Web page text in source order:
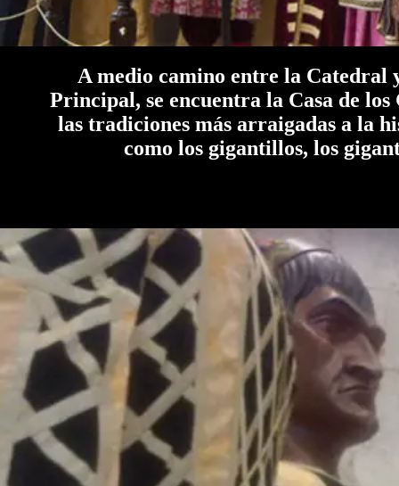
A medio camino entre la Catedral
Principal, se encuentra la Casa de
las tradiciones más arraigadas a la
como los gigantillos, los